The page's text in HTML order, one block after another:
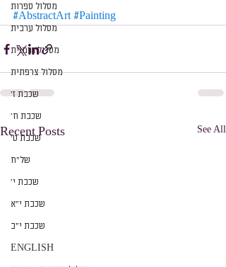
מסלול ספרות
מסלול ערבית
מסלול גרמנית
מסלול צרפתית
שכבת ז׳
שכבת ח׳
שכבת ט׳
של״ח
שכבת י׳
שכבת י״א
שכבת י״ב
ENGLISH
#AbstractArt #Painting
Recent Posts See All